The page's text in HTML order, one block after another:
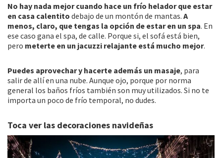
No hay nada mejor cuando hace un frío helador que estar
en casa calentito debajo de un montón de mantas. A
menos, claro, que tengas la opción de estar en un spa. En
ese caso gana el spa, de calle. Porque si, el sofá está bien,
pero meterte en un jacuzzi relajante está mucho mejor.
Puedes aprovechar y hacerte además un masaje, para
salir de allí en una nube. Aunque ojo, porque por norma
general los baños fríos también son muy utilizados. Si no te
importa un poco de frío temporal, no dudes.
Toca ver las decoraciones navideñas